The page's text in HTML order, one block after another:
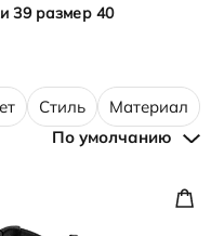
39 размер 40
Стиль Материал
По умолчанию